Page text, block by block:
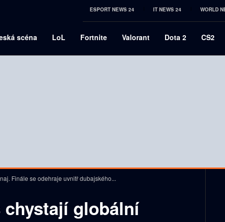
ESPORT NEWS 24 IT NEWS 24 WORLD
scéna LoL Fortnite Valorant Dota 2 CS2
Finále se odehraje uvnitř dubajského...
chystají globální